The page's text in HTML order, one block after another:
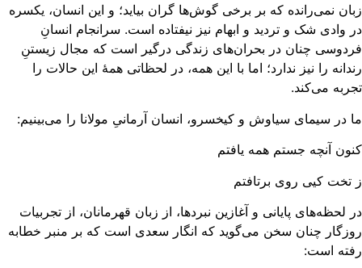
نمی‌رانده که بر برخی گوش‌ها گران بیاید؛ و این انسان، یکسره
وادی شک و تردید و ابهام نیز نیفتاده است. سرانجام انسانِ
چنان در بحران‌های زندگی درگیر است که مجال زیستنِ
را نیز ندارد؛ اما با این همه، در لحظاتی همهٔ این حالات را
می‌کند.
در سیمای سیاوش و کیخسرو، انسان آرمانیِ مولانا را می‌بینیم:
آنچه جستم همه یافتم
تخت کیی روی برتافتم
لحظه‌های پایانی و آغازین نبردها، از زبان قهرمانان، از تجربیات
چنان سخن می‌گوید که انگار سعدی است که بر منبر خطابه
است: